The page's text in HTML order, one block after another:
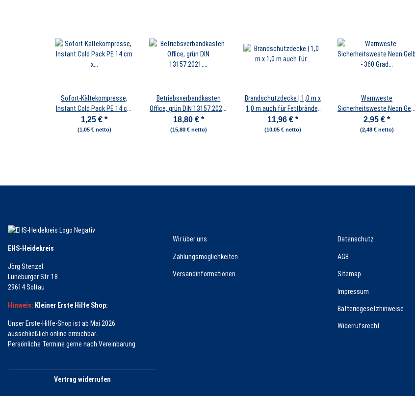
Sofort-Kältekompresse,
Instant Cold Pack PE 14 cm
x 18 cm
1,25 € *
(1,05 € netto)
Betriebsverbandkasten
Office, grün DIN 13157:2021,
inkl. Wandhalterung
18,80 € *
(15,80 € netto)
Brandschutzdecke | 1,0 m x
1,0 m auch für Fettbrände,
Fettbrand Küche,
Feuerlöschdecke Auto
11,96 € *
(10,05 € netto)
Warnweste
Sicherheitsweste Neon Gelb
- 360 Grad Sichtbarkeit -
Waschbar - KFZ EN471
2,95 € *
(2,48 € netto)
EHS-Heidekreis
Jörg Stenzel
Lüneburger Str. 18
29614 Soltau
Hinweis: Kleiner Erste Hilfe Shop:
Unser Erste-Hilfe-Shop ist ab Mai 2026
ausschließlich online erreichbar.
Persönliche Termine gerne nach Vereinbarung.
Wir über uns
Zahlungsmöglichkeiten
Versandinformationen
Datenschutz
AGB
Sitemap
Impressum
Batteriegesetzhinweise
Widerrufsrecht
Vertrag widerrufen